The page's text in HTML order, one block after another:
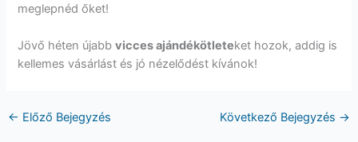
meglepnéd őket!
Jövő héten újabbvicces ajándékötleteket hozok, addig is
kellemes vásárlást és jó nézelődést kívánok!
← Előző Bejegyzés Következő Bejegyzés →